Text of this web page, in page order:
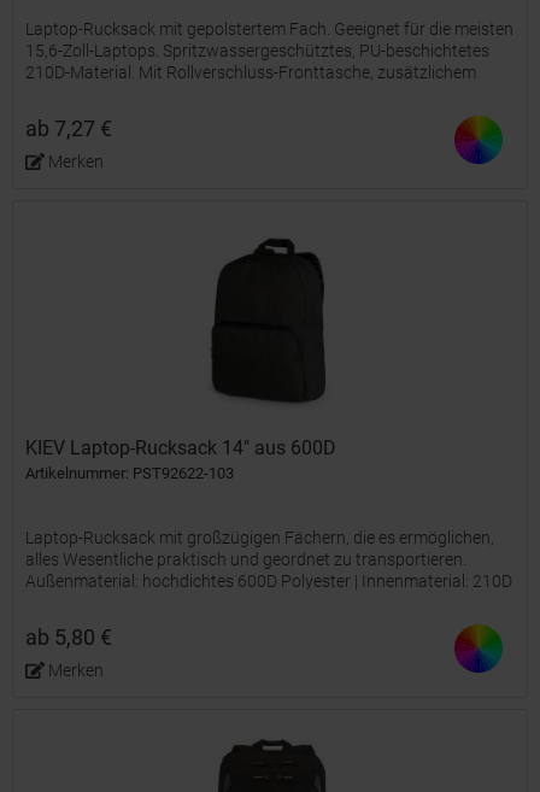
Laptop-Rucksack mit gepolstertem Fach. Geeignet für die meisten
15,6-Zoll-Laptops. Spritzwassergeschütztes, PU-beschichtetes
210D-Material. Mit Rollverschluss-Fronttasche, zusätzlichem
ab 7,27 €
Merken
KIEV Laptop-Rucksack 14" aus 600D
Artikelnummer: PST92622-103
Laptop-Rucksack mit großzügigen Fächern, die es ermöglichen,
alles Wesentliche praktisch und geordnet zu transportieren.
Außenmaterial: hochdichtes 600D Polyester | Innenmaterial: 210D
ab 5,80 €
Merken